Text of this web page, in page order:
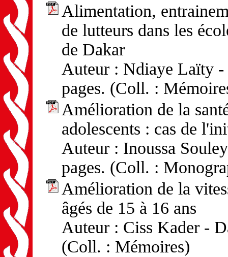
Alimentation,
de lutteurs dans les
de Dakar
Auteur : Ndiaye Laïty
pages. (Coll. :
Amélioration de la
adolescents : cas de
Auteur : Inoussa
pages. (Coll. :
Amélioration de la
âgés de 15 à 16 ans
Auteur : Ciss Kader -
(Coll. : Mémoires)